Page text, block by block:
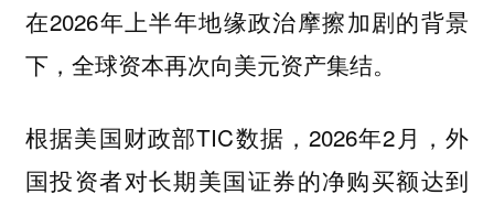
在2026年上半年地缘政治摩擦加剧的背景
下，全球资本再次向美元资产集结。
根据美国财政部TIC数据，2026年2月，外
国投资者对长期美国证券的净购买额达到